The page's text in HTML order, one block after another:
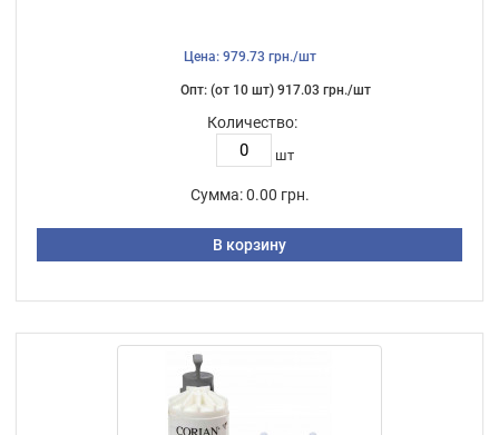
Цена: 979.73 грн./шт
Опт: (от 10 шт) 917.03 грн./шт
Количество:
шт
Сумма: 0.00 грн.
В корзину